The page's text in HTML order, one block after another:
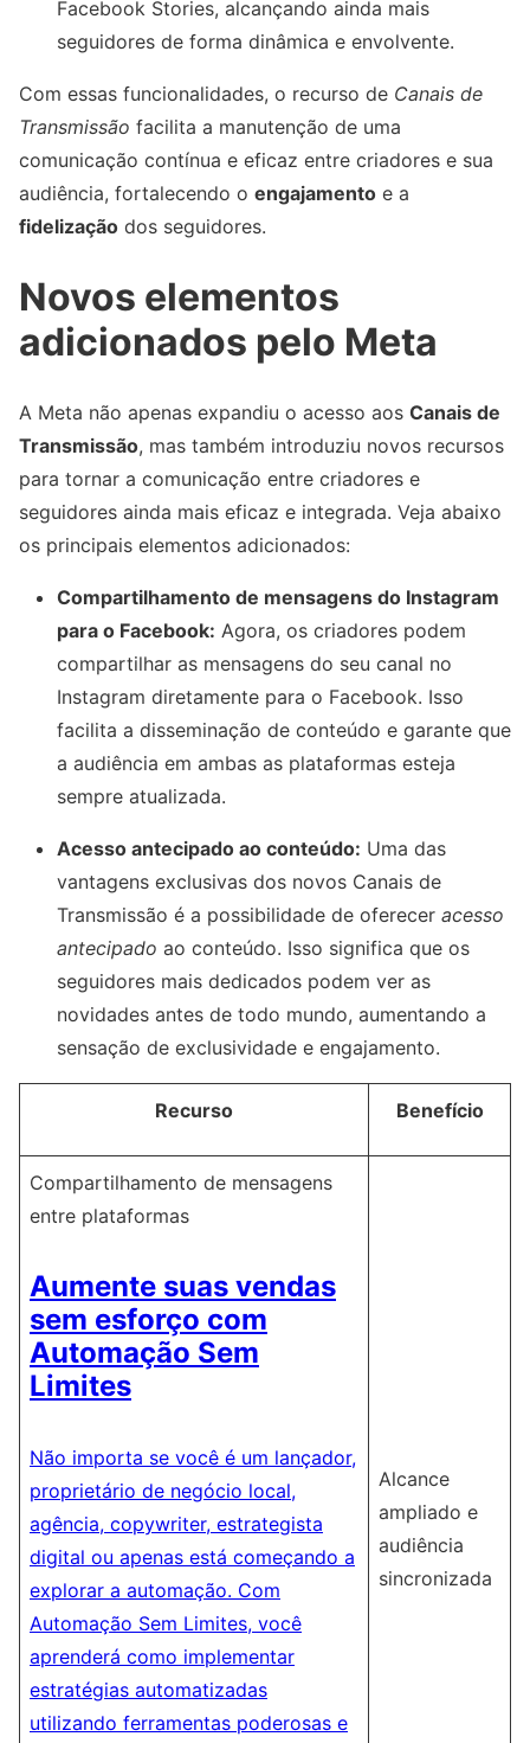
Facebook Stories, alcançando ainda mais
seguidores de forma dinâmica e envolvente.
Com essas funcionalidades, o recurso de Canais de
Transmissão facilita a manutenção de uma
comunicação contínua e eficaz entre criadores e sua
audiência, fortalecendo o engajamento e a
fidelização dos seguidores.
Novos elementos
adicionados pelo Meta
A Meta não apenas expandiu o acesso aos Canais de
Transmissão, mas também introduziu novos recursos
para tornar a comunicação entre criadores e
seguidores ainda mais eficaz e integrada. Veja abaixo
os principais elementos adicionados:
Compartilhamento de mensagens do Instagram
para o Facebook: Agora, os criadores podem
compartilhar as mensagens do seu canal no
Instagram diretamente para o Facebook. Isso
facilita a disseminação de conteúdo e garante que
a audiência em ambas as plataformas esteja
sempre atualizada.
Acesso antecipado ao conteúdo: Uma das
vantagens exclusivas dos novos Canais de
Transmissão é a possibilidade de oferecer acesso
antecipado ao conteúdo. Isso significa que os
seguidores mais dedicados podem ver as
novidades antes de todo mundo, aumentando a
sensação de exclusividade e engajamento.
Recurso Benefício
Compartilhamento de mensagens
entre plataformas
Aumente suas vendas
sem esforço com
Automação Sem
Limites
Não importa se você é um lançador,
proprietário de negócio local,
agência, copywriter, estrategista
digital ou apenas está começando a
explorar a automação. Com
Automação Sem Limites, você
aprenderá como implementar
estratégias automatizadas
utilizando ferramentas poderosas e
Alcance
ampliado e
audiência
sincronizada